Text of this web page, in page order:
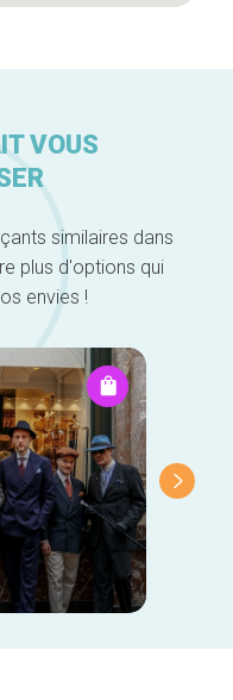
VOUS
similaires dans
plus d'options qui
envies !